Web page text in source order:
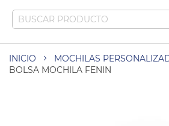
INICIO
MOCHILAS
BOLSA MOCHILA FENIN